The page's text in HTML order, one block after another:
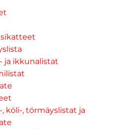
ja ikkunalistat
, köli-, törmäyslistat ja